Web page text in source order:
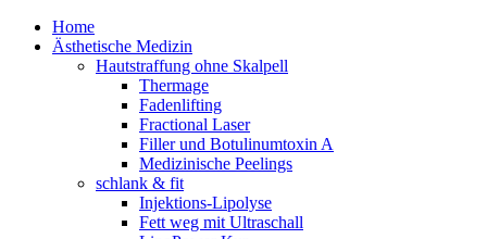
Home
Ästhetische Medizin
Hautstraffung ohne Skalpell
Thermage
Fadenlifting
Fractional Laser
Filler und Botulinumtoxin A
Medizinische Peelings
schlank & fit
Injektions-Lipolyse
Fett weg mit Ultraschall